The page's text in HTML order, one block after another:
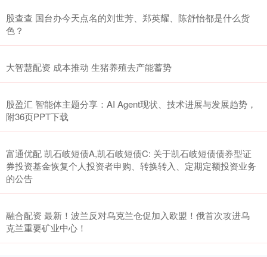
股查查 国台办今天点名的刘世芳、郑英耀、陈舒怡都是什么货
色？
大智慧配资 成本推动 生猪养殖去产能蓄势
股盈汇 智能体主题分享：AI Agent现状、技术进展与发展趋势，
附36页PPT下载
富通优配 凯石岐短债A,凯石岐短债C: 关于凯石岐短债债券型证
券投资基金恢复个人投资者申购、转换转入、定期定额投资业务
的公告
融合配资 最新！波兰反对乌克兰仓促加入欧盟！俄首次攻进乌
克兰重要矿业中心！